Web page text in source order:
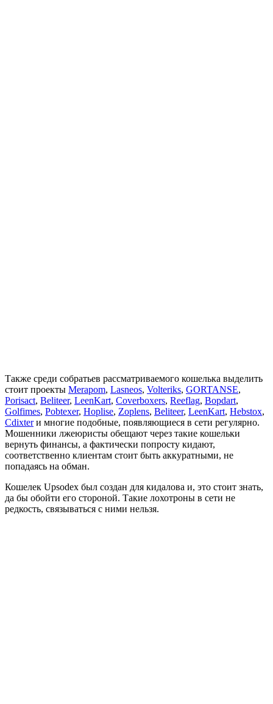
Также среди собратьев рассматриваемого кошелька выделить
стоит проекты Merapom, Lasneos, Volteriks, GORTANSE,
Porisact, Beliteer, LeenKart, Сoverboxers, Reeflag, Bopdart,
Golfimes, Pobtexer, Hoplise, Zoplens, Beliteer, LeenKart, Hebstox,
Cdixterи многие подобные, появляющиеся в сети регулярно.
Мошенники лжеюристы обещают через такие кошельки
вернуть финансы, а фактически попросту кидают,
соответственно клиентам стоит быть аккуратными, не
попадаясь на обман.
Кошелек Upsodex был создан для кидалова и, это стоит знать,
да бы обойти его стороной. Такие лохотроны в сети не
редкость, связываться с ними нельзя.